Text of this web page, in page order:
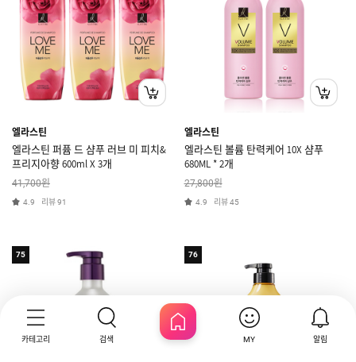
엘라스틴
엘라스틴 퍼퓸 드 샴푸 러브 미 피치&
프리지아향 600ml X 3개
41,700원
4.9 리뷰91
엘라스틴
엘라스틴 볼륨 탄력케어 10X 샴푸
680ML * 2개
27,800원
4.9 리뷰45
75 76
카테고리 검색 HOME MY 알림